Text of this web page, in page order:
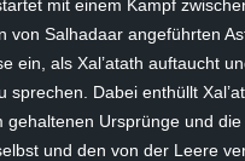
mit einem Kampf
von Salhadaar angeführten
ein, als Xal’atath auftaucht
sprechen. Dabei enthüllt
gehaltenen Ursprünge und die
und den von der Leere